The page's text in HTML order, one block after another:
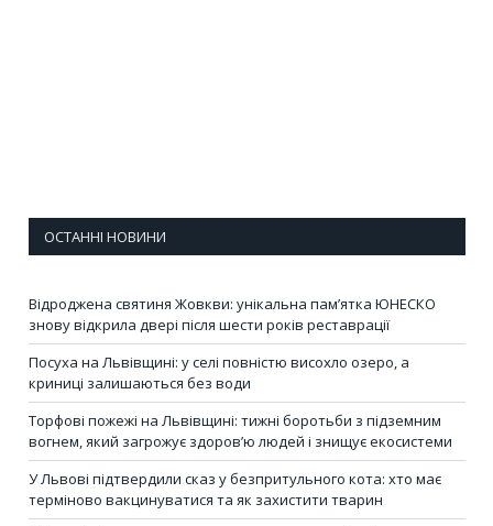
ОСТАННІ НОВИНИ
Відроджена святиня Жовкви: унікальна пам’ятка ЮНЕСКО
знову відкрила двері після шести років реставрації
Посуха на Львівщині: у селі повністю висохло озеро, а
криниці залишаються без води
Торфові пожежі на Львівщині: тижні боротьби з підземним
вогнем, який загрожує здоров’ю людей і знищує екосистеми
У Львові підтвердили сказ у безпритульного кота: хто має
терміново вакцинуватися та як захистити тварин